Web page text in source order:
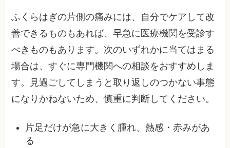
ふくらはぎの片側の痛みには、自分でケアして改
善できるものもあれば、早急に医療機関を受診す
べきものもあります。次のいずれかに当てはまる
場合は、すぐに専門機関への相談をおすすめしま
す。見過ごしてしまうと取り返しのつかない事態
になりかねないため、慎重に判断してください。
片足だけが急に大きく腫れ、熱感・赤みがあ
る